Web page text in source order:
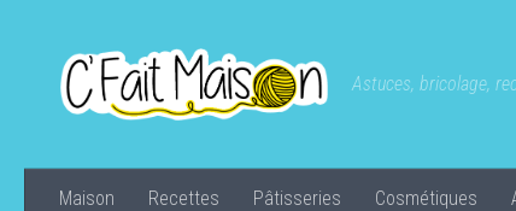
Astuces, bricolage,
Maison Recettes Pâtisseries Cosmétiques